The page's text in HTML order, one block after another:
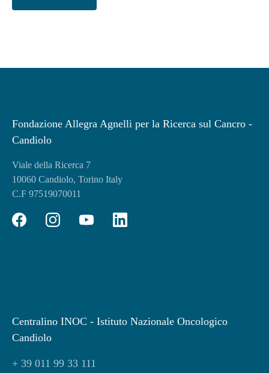
Fondazione Allegra Agnelli per la Ricerca sul Cancro -
Candiolo
Viale della Ricerca 7
10060 Candiolo, Torino Italy
C.F 97519070011
Centralino INOC - Istituto Nazionale Oncologico
Candiolo
+ 39 011 99 33 111